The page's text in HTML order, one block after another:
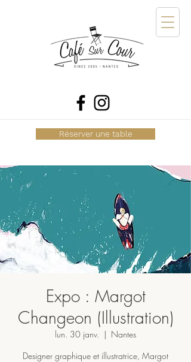
Réserver une table
Expo : Margot
Changeon (Illustration)
lun. 30 janv.
  |
Nantes
Designer graphique et illustratrice, Margot